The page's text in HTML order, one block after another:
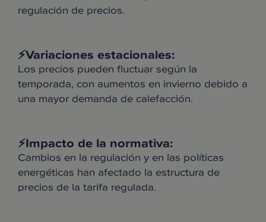
regulación de precios.
⚡️Variaciones estacionales:
Los precios pueden fluctuar según la
temporada, con aumentos en invierno debido a
una mayor demanda de calefacción.
⚡️Impacto de la normativa:
Cambios en la regulación y en las políticas
energéticas han afectado la estructura de
precios de la tarifa regulada.